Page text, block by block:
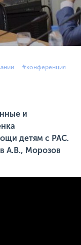
#конференция
и
детям с РАС.
А.В., Морозов